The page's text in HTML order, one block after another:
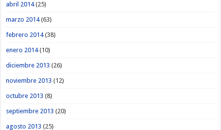
abril 2014(25)
marzo 2014(63)
febrero 2014(38)
enero 2014(10)
diciembre 2013 (26)
noviembre 2013 (12)
octubre 2013 (8)
septiembre 2013 (20)
agosto 2013 (25)